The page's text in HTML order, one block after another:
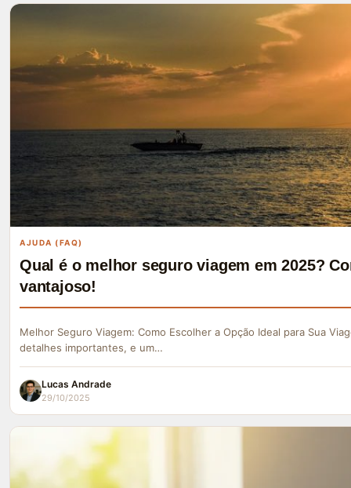
AJUDA (FAQ)
Qual é o melhor seguro viagem em 2025?
vantajoso!
Melhor Seguro Viagem: Como Escolher a Opção Ideal para Sua
detalhes importantes, e um…
Lucas Andrade
29/10/2025